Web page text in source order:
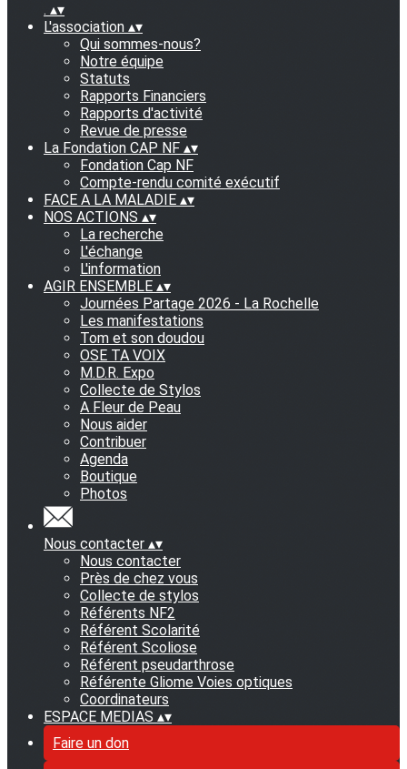
. ▴▾
L'association ▴▾
Qui sommes-nous?
Notre équipe
Statuts
Rapports Financiers
Rapports d'activité
Revue de presse
La Fondation CAP NF ▴▾
Fondation Cap NF
Compte-rendu comité exécutif
FACE A LA MALADIE ▴▾
NOS ACTIONS ▴▾
La recherche
L'échange
L'information
AGIR ENSEMBLE ▴▾
Journées Partage 2026 - La Rochelle
Les manifestations
Tom et son doudou
OSE TA VOIX
M.D.R. Expo
Collecte de Stylos
A Fleur de Peau
Nous aider
Contribuer
Agenda
Boutique
Photos
Nous contacter ▴▾
Nous contacter
Près de chez vous
Collecte de stylos
Référents NF2
Référent Scolarité
Référent Scoliose
Référent pseudarthrose
Référente Gliome Voies optiques
Coordinateurs
ESPACE MEDIAS ▴▾
Faire un don